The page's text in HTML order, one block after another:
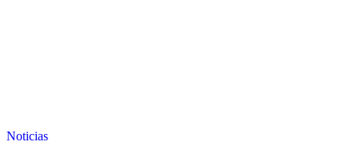
Noticias